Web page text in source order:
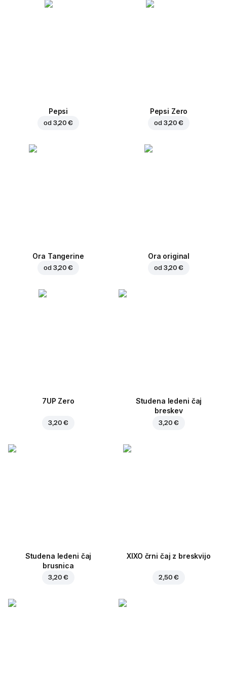
Pepsi
od 3,20 €
Pepsi Zero
od 3,20 €
Ora Tangerine
od 3,20 €
Ora original
od 3,20 €
7UP Zero
3,20 €
Studena ledeni čaj
breskev
3,20 €
Studena ledeni čaj
brusnica
3,20 €
XIXO črni čaj z breskvijo
2,50 €